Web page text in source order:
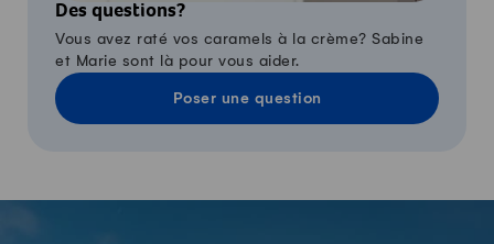
Des questions?
Vous avez raté vos caramels à la crème? Sabine
et Marie sont là pour vous aider.
Poser une question